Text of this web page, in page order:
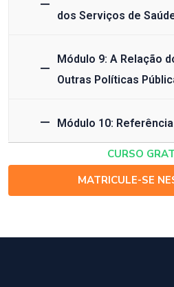
dos Serviços de
Módulo 9: A Relação
Outras Políticas
Módulo 10:
CURSO
MATRICULE-SE